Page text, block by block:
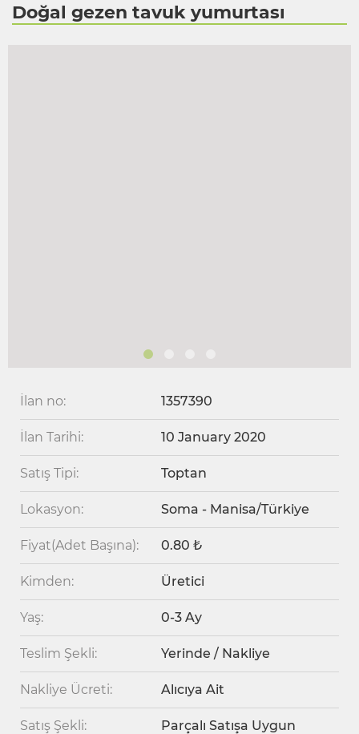
Doğal gezen tavuk yumurtası
İlan no: 1357390
İlan Tarihi: 10 January 2020
Satış Tipi: Toptan
Lokasyon: Soma - Manisa/Türkiye
Fiyat(Adet Başına): 0.80 ₺
Kimden: Üretici
Yaş: 0-3 Ay
Teslim Şekli: Yerinde / Nakliye
Nakliye Ücreti: Alıcıya Ait
Satış Şekli: Parçalı Satışa Uygun